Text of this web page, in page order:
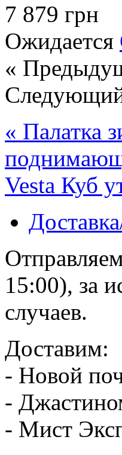
7 879 грн
Ожидается
«
« Палатка
Vesta Куб
15:00), за
случаев.
Доставим:
- Новой
-
- Мист